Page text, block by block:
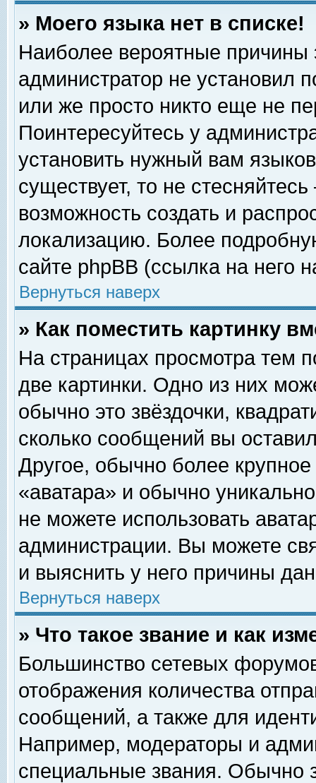
» Моего языка нет в списке!
Наиболее вероятные причины
администратор не установил
или же просто никто еще не
Поинтересуйтесь у
установить нужный вам
существует, то не
возможность создать и
локализацию. Более
сайте phpBB (ссылка на него
Вернуться наверх
» Как поместить картинку
На страницах просмотра тем
две картинки. Одно из них
обычно это звёздочки,
сколько сообщений вы
Другое, обычно более
«аватара» и обычно
не можете использовать
администрации. Вы можете
и выяснить у него причины
Вернуться наверх
» Что такое звание и как
Большинство сетевых
отображения количества
сообщений, а также для
Например, модераторы и
специальные звания. Обычно